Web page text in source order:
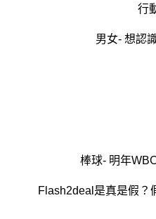
行
男女- 想認
棒球- 明年
Flash2deal是真是假？